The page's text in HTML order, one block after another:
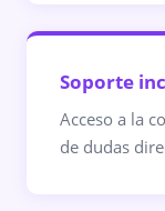
Soporte
Acceso a la
de dudas